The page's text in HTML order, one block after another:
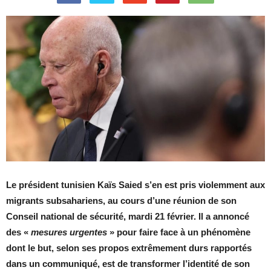
Le président tunisien Kaïs Saied s’en est pris violemment aux
migrants subsahariens, au cours d’une réunion de son
Conseil national de sécurité, mardi 21 février. Il a annoncé
des « mesures urgentes » pour faire face à un phénomène
dont le but, selon ses propos extrêmement durs rapportés
dans un communiqué, est de transformer l’identité de son